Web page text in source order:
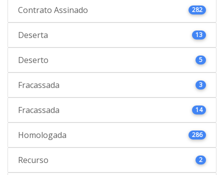
Contrato Assinado 282
Deserta 13
Deserto 5
Fracassada 3
Fracassada 14
Homologada 286
Recurso 2